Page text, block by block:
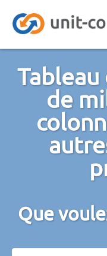
Tableau
de
Que